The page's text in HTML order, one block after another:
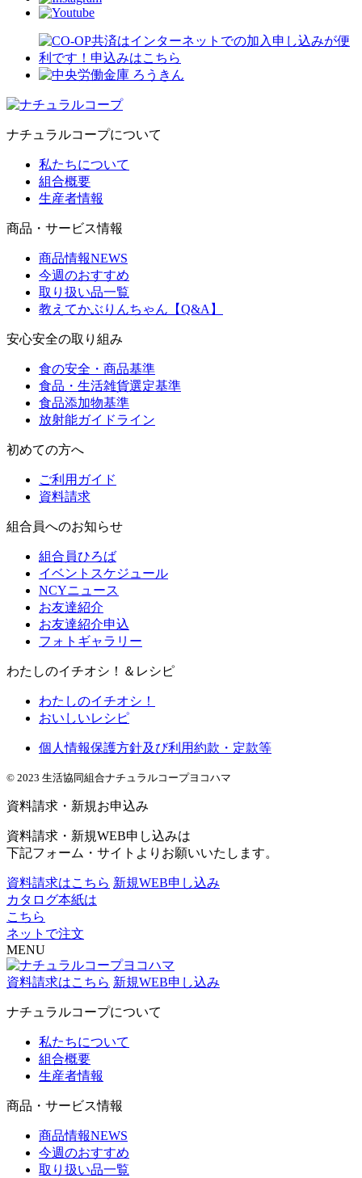
ナチュラルコープについて
私たちについて
組合概要
生産者情報
商品・サービス情報
商品情報NEWS
今週のおすすめ
取り扱い品一覧
教えてかぶりんちゃん【Q&A】
安心安全の取り組み
食の安全・商品基準
食品・生活雑貨選定基準
食品添加物基準
放射能ガイドライン
初めての方へ
ご利用ガイド
資料請求
組合員へのお知らせ
組合員ひろば
イベントスケジュール
NCYニュース
お友達紹介
お友達紹介申込
フォトギャラリー
わたしのイチオシ！＆レシピ
わたしのイチオシ！
おいしいレシピ
個人情報保護方針及び利用約款・定款等
© 2023 生活協同組合ナチュラルコープヨコハマ
資料請求・新規お申込み
資料請求・新規WEB申し込みは
下記フォーム・サイトよりお願いいたします。
資料請求はこちら 新規WEB申し込み
カタログ本紙は
こちら
ネットで注文
MENU
資料請求はこちら 新規WEB申し込み
ナチュラルコープについて
私たちについて
組合概要
生産者情報
商品・サービス情報
商品情報NEWS
今週のおすすめ
取り扱い品一覧